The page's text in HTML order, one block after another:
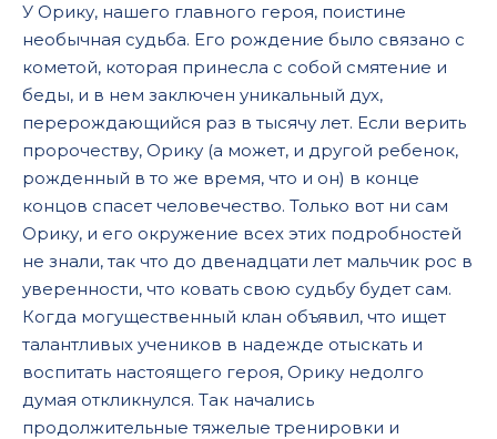
У Орику, нашего главного героя, поистине
необычная судьба. Его рождение было связано с
кометой, которая принесла с собой смятение и
беды, и в нем заключен уникальный дух,
перерождающийся раз в тысячу лет. Если верить
пророчеству, Орику (а может, и другой ребенок,
рожденный в то же время, что и он) в конце
концов спасет человечество. Только вот ни сам
Орику, и его окружение всех этих подробностей
не знали, так что до двенадцати лет мальчик рос в
уверенности, что ковать свою судьбу будет сам.
Когда могущественный клан объявил, что ищет
талантливых учеников в надежде отыскать и
воспитать настоящего героя, Орику недолго
думая откликнулся. Так начались
продолжительные тяжелые тренировки и